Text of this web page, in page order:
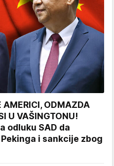
ODMAZDA
U VAŠINGTONU!
odluku SAD da
i sankcije zbog